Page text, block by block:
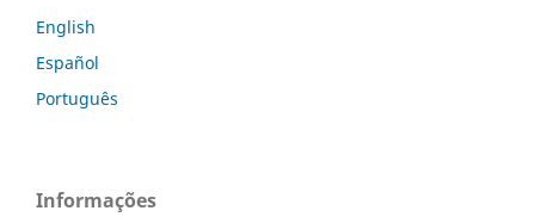
English
Español
Português
Informações